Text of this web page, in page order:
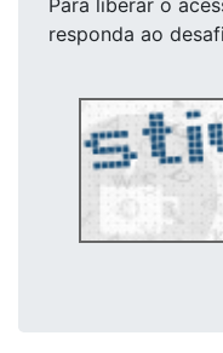
Para liberar o
responda ao